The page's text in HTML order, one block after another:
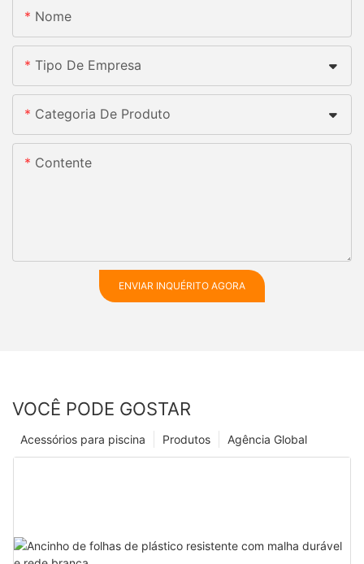
Nome
Tipo De Empresa
Categoria De Produto
Contente
ENVIAR INQUÉRITO AGORA
VOCÊ PODE GOSTAR
Agência Global
Produtos
Acessórios para piscina